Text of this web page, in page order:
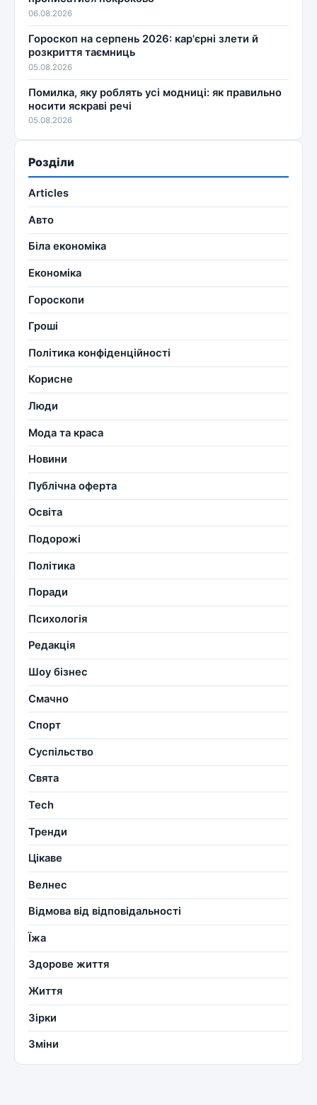
06.08.2026
Гороскоп на серпень 2026: кар'єрні злети й
розкриття таємниць
05.08.2026
Помилка, яку роблять усі модниці: як правильно
носити яскраві речі
05.08.2026
Розділи
Articles
Авто
Біла економіка
Економіка
Гороскопи
Гроші
Політика конфіденційності
Корисне
Люди
Мода та краса
Новини
Публічна оферта
Освіта
Подорожі
Політика
Поради
Психологія
Редакція
Шоу бізнес
Смачно
Спорт
Суспільство
Свята
Tech
Тренди
Цікаве
Велнес
Відмова від відповідальності
Їжа
Здорове життя
Життя
Зірки
Зміни